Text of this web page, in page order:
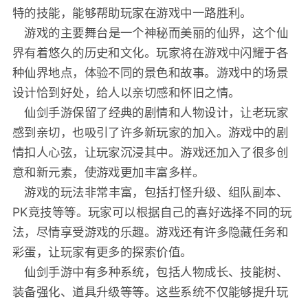
特的技能，能够帮助玩家在游戏中一路胜利。
游戏的主要舞台是一个神秘而美丽的仙界，这个仙
界有着悠久的历史和文化。玩家将在游戏中闪耀于各
种仙界地点，体验不同的景色和故事。游戏中的场景
设计恰到好处，给人以亲切感和怀旧之情。
仙剑手游保留了经典的剧情和人物设计，让老玩家
感到亲切，也吸引了许多新玩家的加入。游戏中的剧
情扣人心弦，让玩家沉浸其中。游戏还加入了很多创
意和新元素，使游戏更加丰富多样。
游戏的玩法非常丰富，包括打怪升级、组队副本、
PK竞技等等。玩家可以根据自己的喜好选择不同的玩
法，尽情享受游戏的乐趣。游戏还有许多隐藏任务和
彩蛋，让玩家有更多的探索价值。
仙剑手游中有多种系统，包括人物成长、技能树、
装备强化、道具升级等等。这些系统不仅能够提升玩